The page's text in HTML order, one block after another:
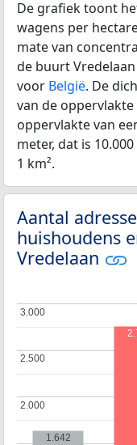
De grafiek toont
wagens per
mate van
de buurt
voor België. De
van de
oppervlakte van
meter, dat is
1 km².
Aantal
huishoudens
Vredelaan
2.000
2.000
2.500
2.500
3.000
3.000
1.642